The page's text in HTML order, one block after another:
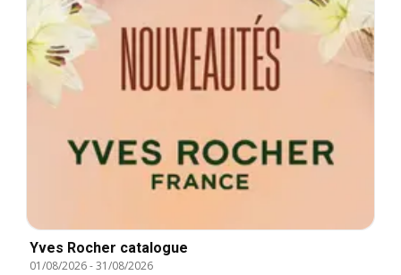
Yves Rocher catalogue
01/08/2026-31/08/2026